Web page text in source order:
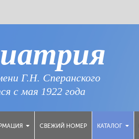
Г.Н. Сперанского
с мая 1922 года
СВЕЖИЙ НОМЕР КАТАЛОГ